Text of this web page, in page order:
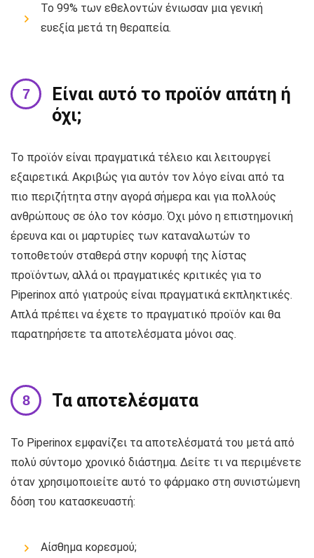
Το 99% των εθελοντών ένιωσαν μια γενική
ευεξία μετά τη θεραπεία.
Είναι αυτό το προϊόν απάτη ή
όχι;
Το προϊόν είναι πραγματικά τέλειο και λειτουργεί
εξαιρετικά. Ακριβώς για αυτόν τον λόγο είναι από τα
πιο περιζήτητα στην αγορά σήμερα και για πολλούς
ανθρώπους σε όλο τον κόσμο. Όχι μόνο η επιστημονική
έρευνα και οι μαρτυρίες των καταναλωτών το
τοποθετούν σταθερά στην κορυφή της λίστας
προϊόντων, αλλά οι πραγματικές κριτικές για το
Piperinox από γιατρούς είναι πραγματικά εκπληκτικές.
Απλά πρέπει να έχετε το πραγματικό προϊόν και θα
παρατηρήσετε τα αποτελέσματα μόνοι σας.
Τα αποτελέσματα
Το Piperinox εμφανίζει τα αποτελέσματά του μετά από
πολύ σύντομο χρονικό διάστημα. Δείτε τι να περιμένετε
όταν χρησιμοποιείτε αυτό το φάρμακο στη συνιστώμενη
δόση του κατασκευαστή:
Αίσθημα κορεσμού;